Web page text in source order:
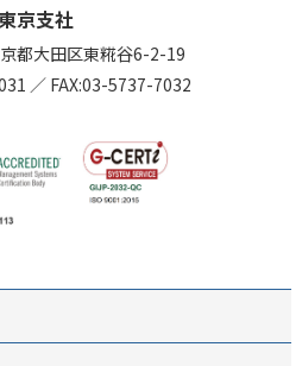
京支社
都大田区東糀谷6-2-19
／ FAX:03-5737-7032